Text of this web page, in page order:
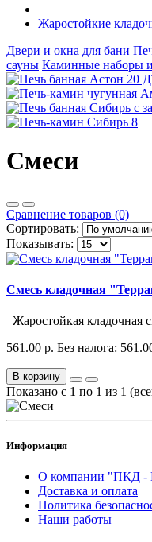
Жаростойкие
Двери и окна для бани
сауны Каминные наборы
Смеси
Сравнение товаров (0)
Сортировать:
Показывать:
Смесь кладочная
Жаростойкая кладочная
561.00 р. Без налога:
В корзину
Показано с 1 по 1 из 1
Информация
О компании "ПКД -
Доставка и оплата
Политика
Наши работы